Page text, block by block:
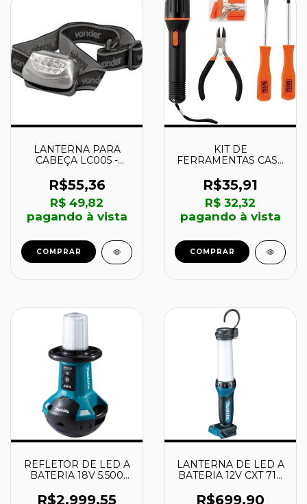
LANTERNA PARA
CABEÇA LC005 -
VONDER
R$55,36
R$ 49,82
pagando à vista
COMPRAR
KIT DE
FERRAMENTAS CASA
BD80298 -
BLACK+DECKER
R$35,91
R$ 32,32
pagando à vista
COMPRAR
REFLETOR DE LED A
BATERIA 18V 5.500
MAKITA
R$2.999,55
LANTERNA DE LED A
BATERIA 12V CXT 710
R$699,90